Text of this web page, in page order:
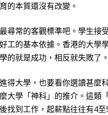
的本質還沒有改變。
尋常的客觀標準吧。學生接
工的基本依據。香港的大學
的就是成功，相反就失敗了
得大學，也要看你選讀甚麼
大學「神科」的推介。這類
找到工作，起薪點往往有4至